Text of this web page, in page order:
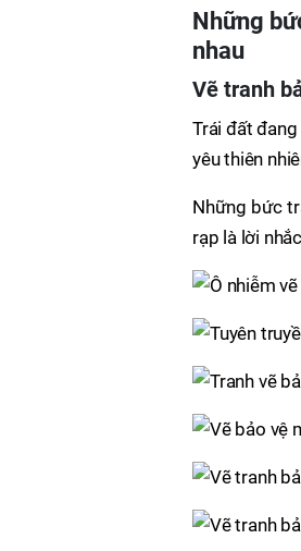
Những
nhau
Vẽ tranh
Trái đất
yêu thiên
Những bức
rạp là lời